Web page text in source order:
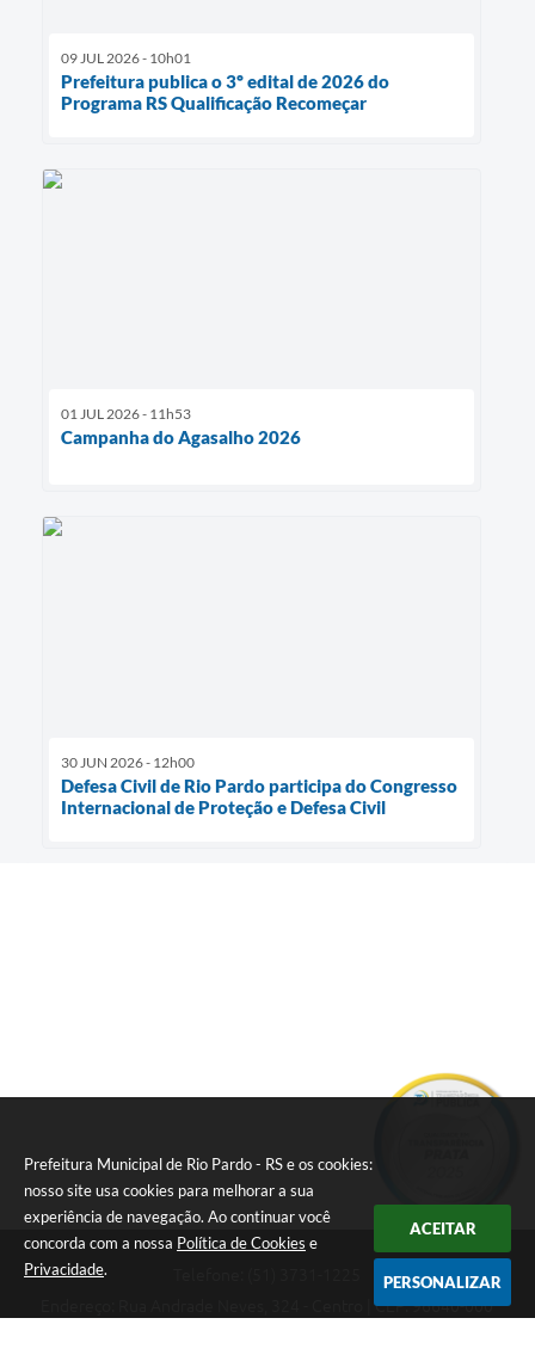
Prefeitura Municipal de Rio Pardo - RS e os cookies:
nosso site usa cookies para melhorar a sua
experiência de navegação. Ao continuar você
concorda com a nossa Política de Cookies e
Privacidade.
ACEITAR
PERSONALIZAR
09 JUL 2026 - 10h01
Prefeitura publica o 3º edital de 2026 do
Programa RS Qualificação Recomeçar
01 JUL 2026 - 11h53
Campanha do Agasalho 2026
30 JUN 2026 - 12h00
Defesa Civil de Rio Pardo participa do Congresso
Internacional de Proteção e Defesa Civil
Endereço: Rua Andrade Neves, 324 - Centro | CEP: 96640-000